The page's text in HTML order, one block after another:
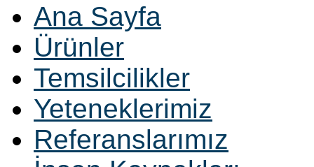
Ana Sayfa
Ürünler
Temsilcilikler
Yeteneklerimiz
Referanslarımız